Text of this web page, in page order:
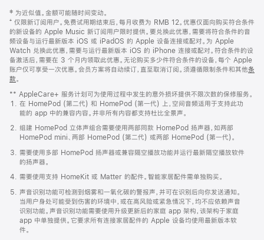
页
页
脚
注
‡ 为近似值。金额可能随时间变动。
⁺ 仅限新订阅用户。免费试用期结束后，每月收费为 RMB 12。优惠仅面向购买符合条件
的新设备的 Apple Music 新订阅用户限时提供。要兑换此优惠，需要将符合条件的音
频设备与运行最新版本 iOS 或 iPadOS 的 Apple 设备连接或配对。为 Apple
Watch 兑换此优惠，需要与运行最新版本 iOS 的 iPhone 连接或配对。符合条件的设
备激活后，需要在 3 个月内领取此优惠。无论购买多少件符合条件的设备，每个 Apple
账户仅可享受一次优惠。会员方案将自动续订，直至取消订阅。须遵循限制条件和其他条
款。
窗
口
中
打
开)
** AppleCare+ 服务计划可为使用过程中发生的意外损坏提供不限次数的保修服务。
在 HomePod (第二代) 和 HomePod (第一代) 上，空间音频适用于支持此功
能的 app 中的兼容内容。并非所有内容都支持杜比全景声。
组建 HomePod 立体声组合需要使用两部同款 HomePod 扬声器，如两部
HomePod mini、两部 HomePod (第二代) 或两部 HomePod (第一代)。
需要使用多部 HomePod 扬声器或兼容隔空播放功能并运行最新隔空播放软件
的扬声器。
需要使用支持 HomeKit 或 Matter 的配件。智能家居配件需单独购买。
声音识别功能可检测到烟雾和一氧化碳的警报声，并可在识别后向你发送通知。
当用户身处可能受到伤害的环境中，或在高风险或紧急情况下，均不应依赖声音
识别功能。声音识别功能需要使用升级更新后的家庭 app 架构，该架构于家庭
app 中单独提供。它要求所有连接家居配件的 Apple 设备均使用最新版本软
件。